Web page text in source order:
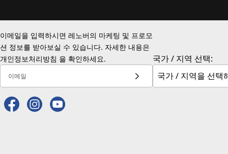
이메일을 입력하시면 레노버의 마케팅 및 프로모
션 정보를 받아보실 수 있습니다. 자세한 내용은
개인정보처리방침 을 확인하세요.
이메일
국가 / 지역 선택: